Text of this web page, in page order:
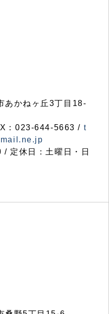
かねヶ丘3丁目18-
：023-644-5663 / t
定休日：土曜日・日